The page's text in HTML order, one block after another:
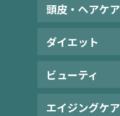
頭皮・ヘアケア
ダイエット
ビューティ
エイジングケア